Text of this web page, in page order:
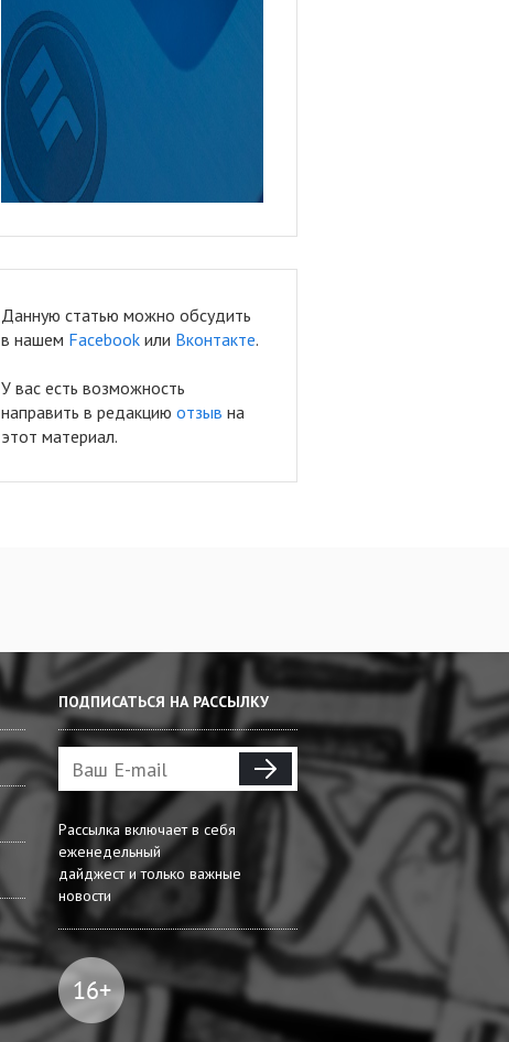
Данную статью можно обсудить
в нашем Facebook или Вконтакте.
У вас есть возможность
направить в редакцию отзыв на
этот материал.
ПОДПИСАТЬСЯ НА РАССЫЛКУ
Рассылка включает в себя
еженедельный
дайджест и только важные
новости